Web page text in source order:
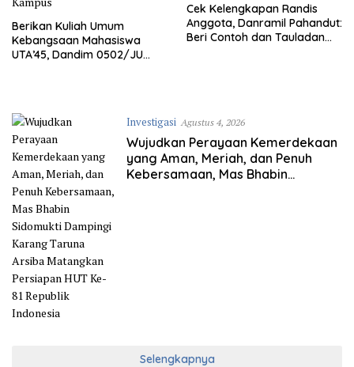
Berikan Kuliah Umum
Kebangsaan Mahasiswa
UTA’45, Dandim 0502/JU
Cek Kelengkapan Randis
Anggota, Danramil Pahandut:
Beri Contoh dan Tauladan
Investigasi Agustus 4, 2026
Wujudkan Perayaan Kemerdekaan
yang Aman, Meriah, dan Penuh
Kebersamaan, Mas Bhabin
Selengkapnya